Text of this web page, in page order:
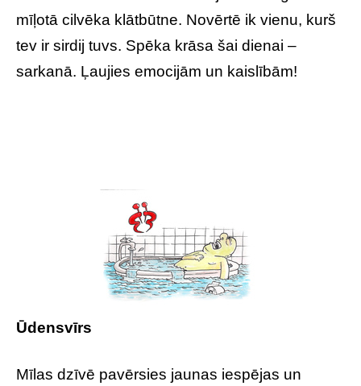
mīļotā cilvēka klātbūtne. Novērtē ik vienu, kurš
tev ir sirdij tuvs. Spēka krāsa šai dienai –
sarkanā. Ļaujies emocijām un kaislībām!
Ūdensvīrs
Mīlas dzīvē pavērsies jaunas iespējas un